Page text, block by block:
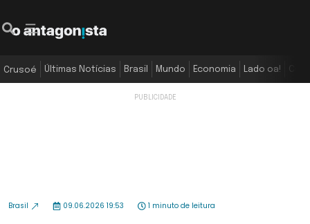
Crusoé Últimas Notícias Brasil Mundo Economia Lado oa!
Brasil 09.06.2026 19:53 1 minuto de leitura